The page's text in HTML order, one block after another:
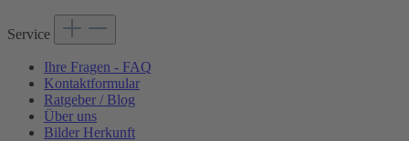
Service
Ihre Fragen - FAQ
Kontaktformular
Ratgeber / Blog
Über uns
Bilder Herkunft